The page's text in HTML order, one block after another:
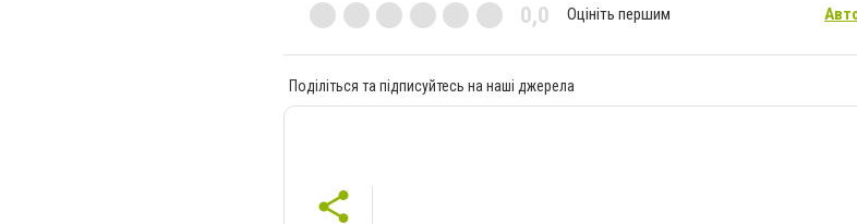
0,0 Оцініть першим
Поділіться та підписуйтесь на наші джерела